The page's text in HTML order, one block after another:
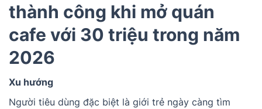
thành công khi mở quán
cafe với 30 triệu trong năm
2026
Xu hướng
Người tiêu dùng đặc biệt là giới trẻ ngày càng tìm